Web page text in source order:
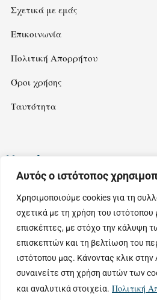
Αυτός ο ιστότοπος
Χρησιμοποιούμε cookies για τη
σχετικά με τη χρήση του ιστότοπου
επισκέπτες, με στόχο την κάλυψη
επισκεπτών και τη βελτίωση του
ιστότοπου μας. Κάνοντας κλικ
συναινείτε στη χρήση αυτών των
και αναλυτικά στοιχεία. Πολιτική
Σχετικά με εμάς
Επικοινωνία
Πολιτική Απορρήτου
Όροι χρήσης
Ταυτότητα
Newsletter
Εγγραφείτε στο newsletter μας για
προτάσεις για εξορμήσεις